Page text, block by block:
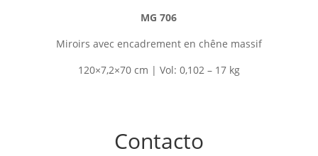
MG 706
Miroirs avec encadrement en chêne massif
120×7,2×70 cm | Vol: 0,102 – 17 kg
Contacto